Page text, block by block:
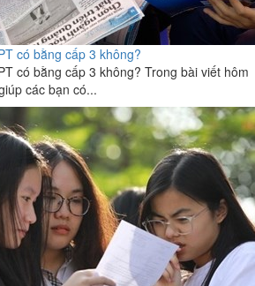
có bằng cấp 3 không?
có bằng cấp 3 không? Trong bài viết hôm
các bạn có...